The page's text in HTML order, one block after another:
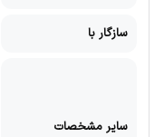
سازگار با
سایر مشخصات